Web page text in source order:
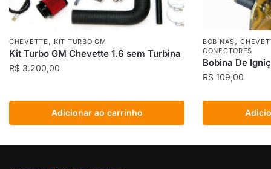
CHEVETTE , KIT TURBO GM
Kit Turbo GM Chevette 1.6 sem Turbina
R$ 3.200,00
Adicionar ao carrinho
BOBINAS,
CONECTORES
Bobina De
R$ 109,00